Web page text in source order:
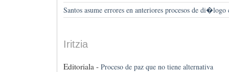
Santos asume errores en anteriores procesos de di�logo
Iritzia
Editoriala - Proceso de paz que no tiene alternativa